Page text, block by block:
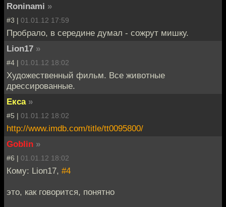
Roninami »
#3 | 01.01.12 17:59
Пробрало, в середине думал - сожрут мишку.
Lion17 »
#4 | 01.01.12 18:02
Художественный фильм. Все животные
дрессированные.
Екса »
#5 | 01.01.12 18:02
http://www.imdb.com/title/tt0095800/
Goblin »
#6 | 01.01.12 18:02
Кому: Lion17, #4
это, как говорится, понятно